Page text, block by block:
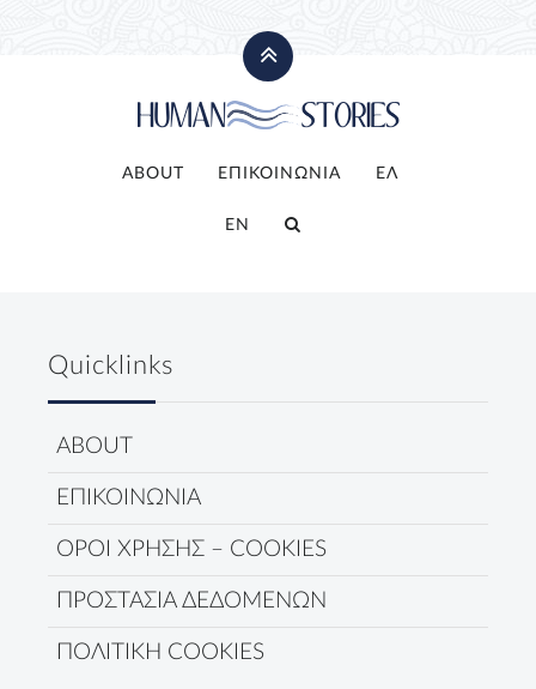
ABOUT ΕΠΙΚΟΙΝΩΝΙΑ ΕΛ
EN
Quicklinks
ABOUT
ΕΠΙΚΟΙΝΩΝΙΑ
ΟΡΟΙ ΧΡΗΣΗΣ – COOKIES
ΠΡΟΣΤΑΣΙΑ ΔΕΔΟΜΕΝΩΝ
ΠΟΛΙΤΙΚΗ COOKIES